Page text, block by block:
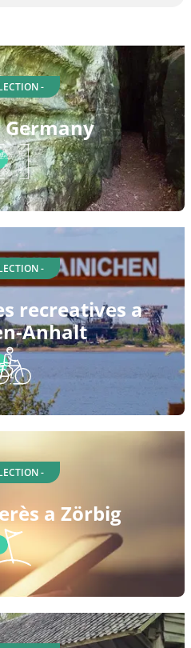
-
Germany
-
recreatives a
Anhalt
-
a Zörbig